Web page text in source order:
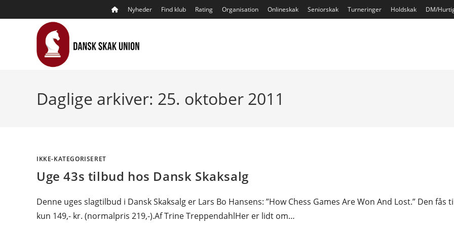
to
Nyheder Find klub Rating Organisation Onlineskak Seniorskak Turneringer Holdskak DM/
Daglige arkiver: 25. oktober 2011
IKKE-KATEGORISERET
Uge 43s tilbud hos Dansk Skaksalg
Denne uges slagtilbud i Dansk Skaksalg er Lars Bo Hansens: ”How Chess Games Are Won And Lost.” Den fås
kun 149,- kr. (normalpris 219,-).Af Trine TreppendahlHer er lidt om…